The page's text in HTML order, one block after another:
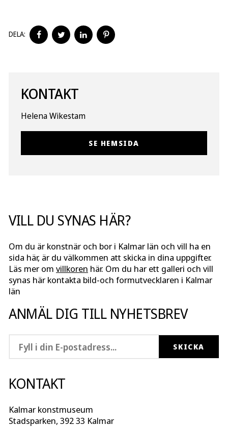
DELA:
DELA
PÅ
DELA
PÅ
DELA
PÅ
PÅ
KONTAKT
Helena Wikestam
SE HEMSIDA
VILL DU SYNAS HÄR?
Om du är konstnär och bor i Kalmar län och vill ha en
sida här, är du välkommen att skicka in dina uppgifter.
Läs mer om villkoren här. Om du har ett galleri och vill
synas här kontakta bild-och formutvecklaren i Kalmar
län
ANMÄL DIG TILL NYHETSBREV
KONTAKT
Kalmar konstmuseum
Stadsparken, 392 33 Kalmar